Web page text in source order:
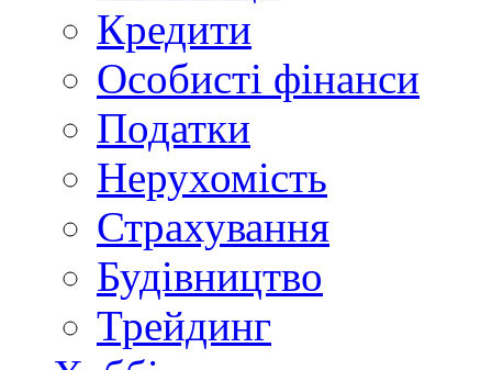
Кредити
Особисті фінанси
Податки
Нерухомість
Страхування
Будівництво
Трейдинг